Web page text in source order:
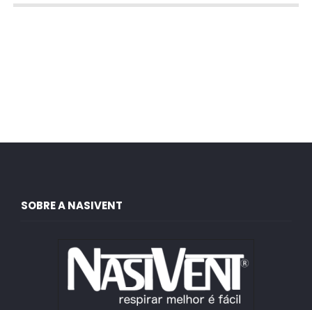
SOBRE A NASIVENT